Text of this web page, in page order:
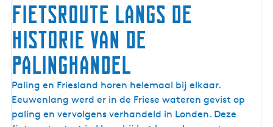
Fietsroute langs de
historie van de
palinghandel
F
i
e
Paling en Friesland horen helemaal bij elkaar.
Eeuwenlang werd er in de Friese wateren gevist op
paling en vervolgens verhandeld in Londen. Deze